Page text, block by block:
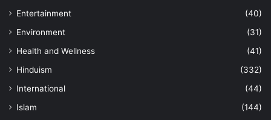
Entertainment
(40)
Environment
(31)
Health and Wellness
(41)
Hinduism
(332)
International
(44)
Islam
(144)